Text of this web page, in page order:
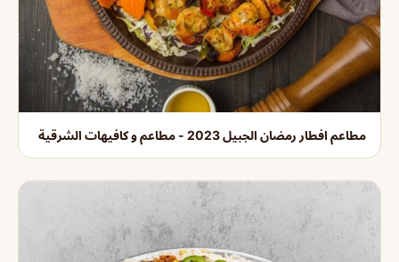
مطاعم افطار رمضان الجبيل 2023 - مطاعم و كافيهات الشرقية